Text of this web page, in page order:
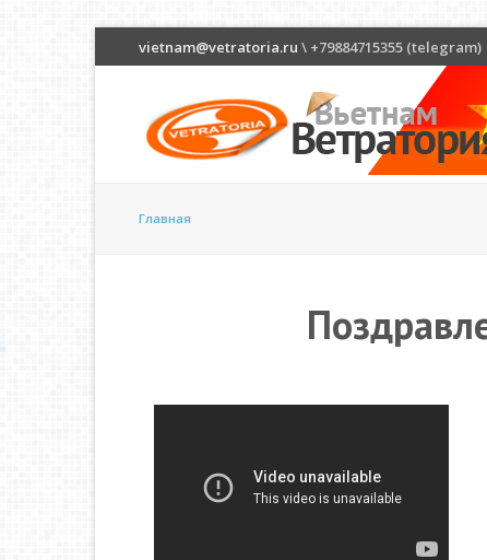
vietnam@vetratoria.ru \ +79884715355 (telegram)
Главная